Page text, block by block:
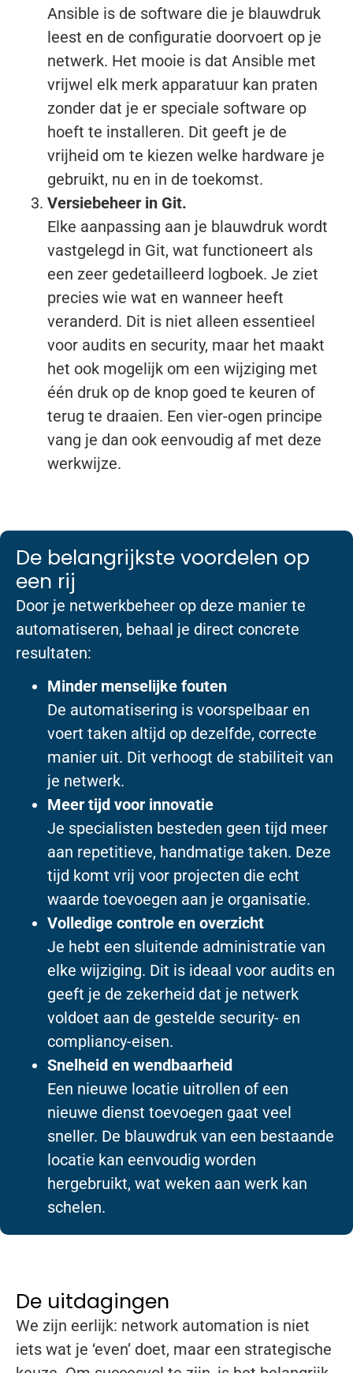
Ansible is de software die je blauwdruk
leest en de configuratie doorvoert op je
netwerk. Het mooie is dat Ansible met
vrijwel elk merk apparatuur kan praten
zonder dat je er speciale software op
hoeft te installeren. Dit geeft je de
vrijheid om te kiezen welke hardware je
gebruikt, nu en in de toekomst.
Versiebeheer in Git.
Elke aanpassing aan je blauwdruk wordt
vastgelegd in Git, wat functioneert als
een zeer gedetailleerd logboek. Je ziet
precies wie wat en wanneer heeft
veranderd. Dit is niet alleen essentieel
voor audits en security, maar het maakt
het ook mogelijk om een wijziging met
één druk op de knop goed te keuren of
terug te draaien. Een vier-ogen principe
vang je dan ook eenvoudig af met deze
werkwijze.
De belangrijkste voordelen op
een rij
Door je netwerkbeheer op deze manier te
automatiseren, behaal je direct concrete
resultaten:
Minder menselijke fouten
De automatisering is voorspelbaar en
voert taken altijd op dezelfde, correcte
manier uit. Dit verhoogt de stabiliteit van
je netwerk.
Meer tijd voor innovatie
Je specialisten besteden geen tijd meer
aan repetitieve, handmatige taken. Deze
tijd komt vrij voor projecten die echt
waarde toevoegen aan je organisatie.
Volledige controle en overzicht
Je hebt een sluitende administratie van
elke wijziging. Dit is ideaal voor audits en
geeft je de zekerheid dat je netwerk
voldoet aan de gestelde security- en
compliancy-eisen.
Snelheid en wendbaarheid
Een nieuwe locatie uitrollen of een
nieuwe dienst toevoegen gaat veel
sneller. De blauwdruk van een bestaande
locatie kan eenvoudig worden
hergebruikt, wat weken aan werk kan
schelen.
De uitdagingen
We zijn eerlijk: network automation is niet
iets wat je ‘even’ doet, maar een strategische